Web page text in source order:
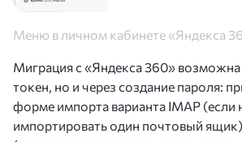
Меню в личном кабинете «Яндекса
Миграция с «Яндекса 360» возможна
токен, но и через создание пароля:
форме импорта варианта IMAP
импортировать один почтовый